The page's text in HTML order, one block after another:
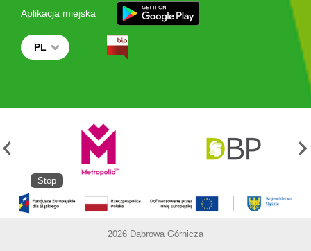
Aplikacja miejska
PL
Stop
2026 Dąbrowa Górnicza